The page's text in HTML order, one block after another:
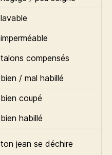
lavable
imperméable
talons compensés
bien / mal habillé
bien coupé
bien habillé
ton jean se déchire